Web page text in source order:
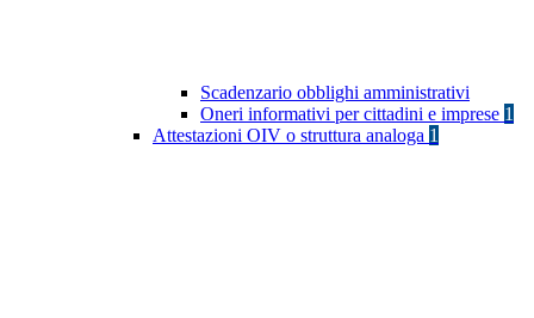
Scadenzario obblighi amministrativi
Oneri informativi per cittadini e imprese 1
Attestazioni OIV o struttura analoga 1